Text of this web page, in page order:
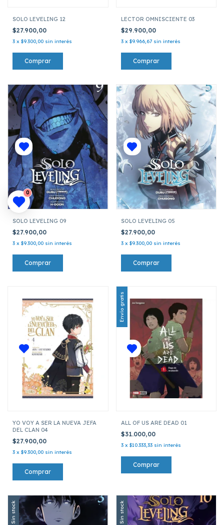
SOLO LEVELING 12
$27.900,00
3 x $9.300,00 sin interés
LECTOR OMNISCIENTE 03
$29.900,00
3 x $9.966,67 sin interés
SOLO LEVELING 09
$27.900,00
3 x $9.300,00 sin interés
SOLO LEVELING 05
$27.900,00
3 x $9.300,00 sin interés
YO VOY A SER LA NUEVA JEFA
DEL CLAN 04
$27.900,00
3 x $9.300,00 sin interés
Envío gratis
ALL OF US ARE DEAD 01
$31.000,00
3 x $10.333,33 sin interés
Sin stock Sin stock
0